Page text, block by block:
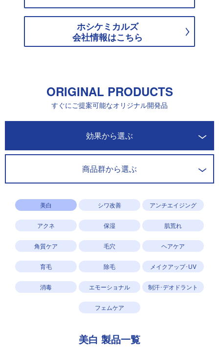
ホシケミカルズ
会社情報はこちら
ORIGINAL PRODUCTS
すぐにご提案可能なオリジナル開発品
効果から選ぶ
商品群から選ぶ
美白 シワ改善 アンチエイジング
アクネ 保湿 肌荒れ
角質ケア 毛穴 ヘアケア
育毛 除毛 メイクアップ･UV
消毒 エモーショナル 制汗･デオドラント
フェムケア
美白 製品一覧